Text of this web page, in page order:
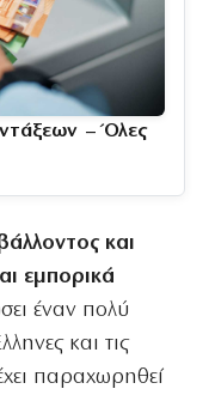
– Όλες
και
εμπορικά
έναν πολύ
και τις
παραχωρηθεί